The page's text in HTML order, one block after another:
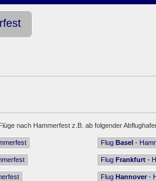
nach Hammerfest z.B. ab folgender
Flug Basel -
Flug Frankfurt -
Flug Hannover -